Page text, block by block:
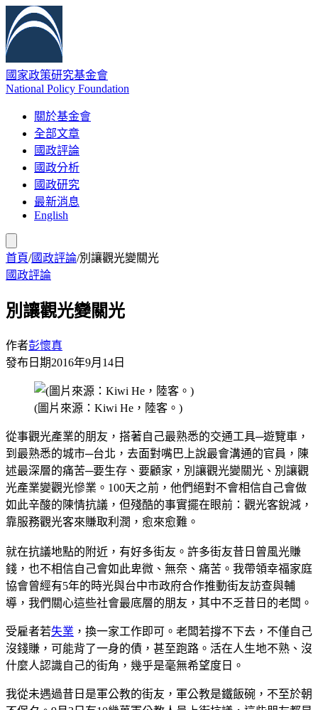
國家政策研究基金會
National Policy Foundation
關於基金會
全部文章
國政評論
國政分析
國政研究
最新消息
English
首頁/國政評論/別讓觀光變關光
國政評論
別讓觀光變關光
作者彭懷真
發布日期2016年9月14日
(圖片來源：Kiwi He，陸客。)
從事觀光產業的朋友，搭著自己最熟悉的交通工具─遊覽車，
到最熟悉的城市─台北，去面對嘴巴上說最會溝通的官員，陳
述最深層的痛苦─要生存、要顧家，別讓觀光變關光、別讓觀
光產業變觀光慘業。100天之前，他們絕對不會相信自己會做
如此辛酸的陳情抗議，但殘酷的事實擺在眼前：觀光客銳減，
靠服務觀光客來賺取利潤，愈來愈難。
就在抗議地點的附近，有好多街友。許多街友昔日曾風光賺
錢，也不相信自己會如此卑微、無奈、痛苦。我帶領幸福家庭
協會曾經有5年的時光與台中市政府合作推動街友訪查與輔
導，我們關心這些社會最底層的朋友，其中不乏昔日的老闆。
受雇者若失業 ，換一家工作即可。老闆若撐不下去，不僅自己
沒錢賺，可能背了一身的債，甚至跑路。活在人生地不熟、沒
什麼人認識自己的街角，幾乎是毫無希望度日。
我從未遇過昔日是軍公教的街友，軍公教是鐵飯碗，不至於朝